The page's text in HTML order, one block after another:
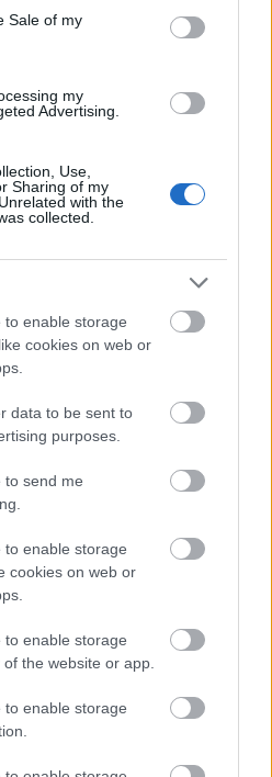
Sale of my
my
Advertising.
Use,
Sharing of my
with the
collected.
to enable storage
cookies on web or
data to be sent to
purposes.
to send me
to enable storage
cookies on web or
to enable storage
the website or app.
to enable storage
σαφής σχετικά με τις
Συμβουλίου, η
αυτόνομη εκλογική
πρώτης θέσης και της